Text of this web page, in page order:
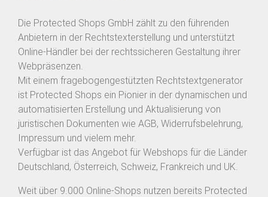
Die Protected Shops GmbH zählt zu den führenden
Anbietern in der Rechtstexterstellung und unterstützt
Online-Händler bei der rechtssicheren Gestaltung ihrer
Webpräsenzen.
Mit einem fragebogengestützten Rechtstextgenerator
ist Protected Shops ein Pionier in der dynamischen und
automatisierten Erstellung und Aktualisierung von
juristischen Dokumenten wie AGB, Widerrufsbelehrung,
Impressum und vielem mehr.
Verfügbar ist das Angebot für Webshops für die Länder
Deutschland, Österreich, Schweiz, Frankreich und UK.
Weit über 9.000 Online-Shops nutzen bereits Protected